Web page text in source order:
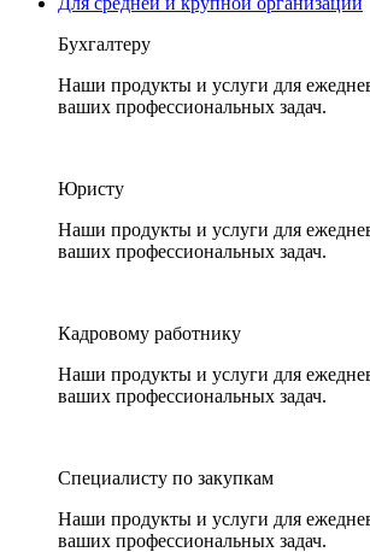
Бухгалтеру
Наши продукты и услуги для
ваших профессиональных задач.
Юристу
Наши продукты и услуги для
ваших профессиональных задач.
Кадровому работнику
Наши продукты и услуги для
ваших профессиональных задач.
Специалисту по закупкам
Наши продукты и услуги для
ваших профессиональных задач.